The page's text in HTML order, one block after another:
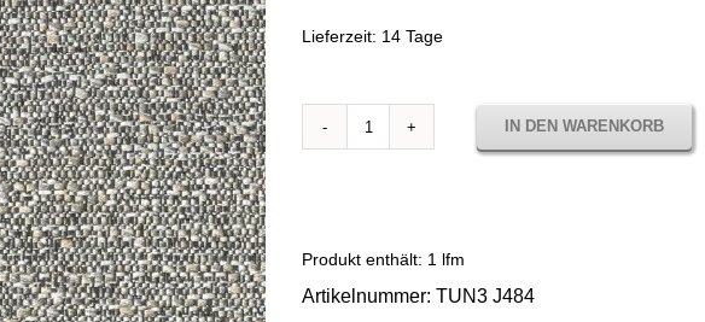
Lieferzeit: 14 Tage
Sunbrella
J484
IN DEN WARENKORB
Produkt enthält: 1 lfm
Artikelnummer: TUN3 J484